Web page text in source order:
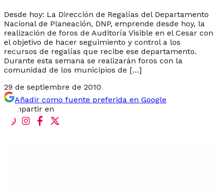
Desde hoy: La Dirección de Regalías del Departamento
Nacional de Planeación, DNP, emprende desde hoy, la
realización de foros de Auditoría Visible en el Cesar con
el objetivo de hacer seguimiento y control a los
recursos de regalías que recibe ese departamento.
Durante esta semana se realizarán foros con la
comunidad de los municipios de […]
29 de septiembre de 2010
Añadir como fuente preferida en Google
Compartir en